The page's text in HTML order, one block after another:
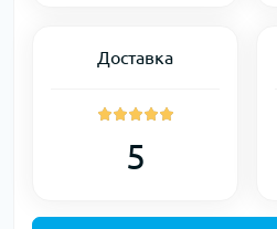
Доставка
5